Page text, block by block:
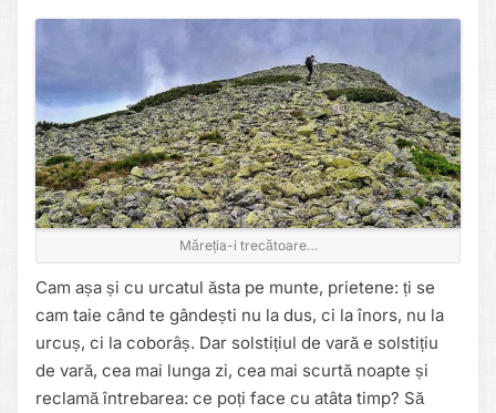
Măreția-i trecătoare…
Cam așa și cu urcatul ăsta pe munte, prietene: ți se
cam taie când te gândești nu la dus, ci la înors, nu la
urcuș, ci la coborâș. Dar solstițiul de vară e solstițiu
de vară, cea mai lunga zi, cea mai scurtă noapte și
reclamă întrebarea: ce poți face cu atâta timp? Să